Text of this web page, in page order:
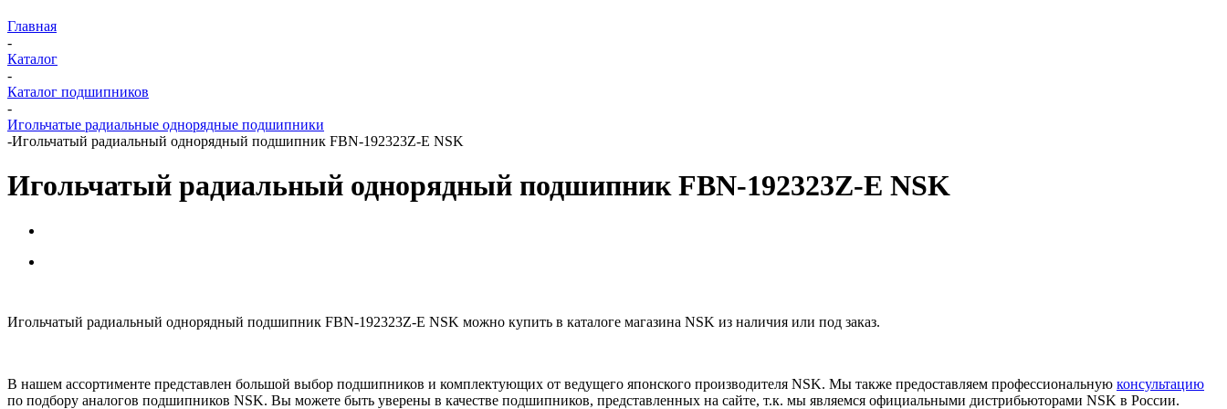
Главная
-
Каталог
-
Каталог подшипников
-
Игольчатые радиальные однорядные подшипники
-Игольчатый радиальный однорядный подшипник FBN-192323Z-E NSK
Игольчатый радиальный однорядный подшипник FBN-192323Z-E NSK
Игольчатый радиальный однорядный подшипник FBN-192323Z-E NSK можно купить в каталоге магазина NSK из наличия или под заказ.
В нашем ассортименте представлен большой выбор подшипников и комплектующих от ведущего японского производителя NSK. Мы также предоставляем профессиональную консультацию
по подбору аналогов подшипников NSK. Вы можете быть уверены в качестве подшипников, представленных на сайте, т.к. мы являемся официальными дистрибьюторами NSK в России.